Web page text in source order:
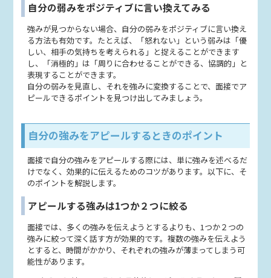
自分の弱みをポジティブに言い換えてみる
強みが見つからない場合、自分の弱みをポジティブに言い換え
る方法も有効です。たとえば、「怒れない」という弱みは「優
しい、相手の気持ちを考えられる」と捉えることができます
し、「消極的」は「周りに合わせることができる、協調的」と
表現することができます。
自分の弱みを見直し、それを強みに変換することで、面接でア
ピールできるポイントを見つけ出してみましょう。
自分の強みをアピールするときのポイント
面接で自分の強みをアピールする際には、単に強みを述べるだ
けでなく、効果的に伝えるためのコツがあります。以下に、そ
のポイントを解説します。
アピールする強みは1つか２つに絞る
面接では、多くの強みを伝えようとするよりも、1つか２つの
強みに絞って深く話す方が効果的です。複数の強みを伝えよう
とすると、時間がかかり、それぞれの強みが薄まってしまう可
能性があります。